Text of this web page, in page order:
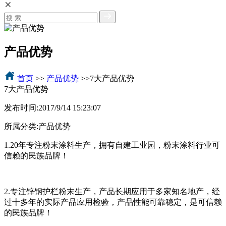
产品优势
首页 >> 产品优势 >>7大产品优势
7大产品优势
发布时间:2017/9/14 15:23:07
所属分类:产品优势
1.20年专注粉末涂料生产，拥有自建工业园，粉末涂料行业可
信赖的民族品牌！
2.专注锌钢护栏粉末生产，产品长期应用于多家知名地产，经
过十多年的实际产品应用检验，产品性能可靠稳定，是可信赖
的民族品牌！